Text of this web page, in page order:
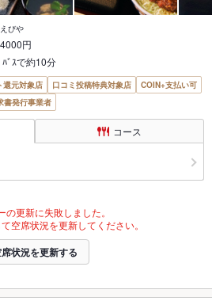
びや
円
ﾞｽで約10分
還元対象店 口コミ投稿特典対象店
COIN+支払い可
書発行事業者
コース
の更新に失敗しました。
空席状況を更新してください。
状況を更新する